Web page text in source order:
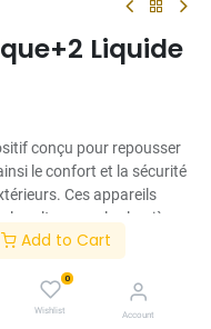
Add to Cart
0
Wishlist Account
Liquide
conçu pour repousser
le confort et la sécurité
Ces appareils
les ultrasons, les lumières
repousser ou tuer les